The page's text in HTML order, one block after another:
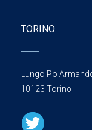
TORINO
Lungo Po
10123 Torino